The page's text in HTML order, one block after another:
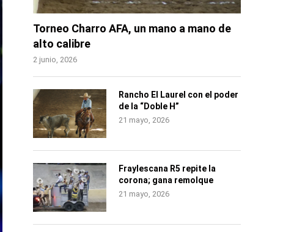
Torneo Charro AFA, un mano a mano de
alto calibre
2 junio, 2026
Rancho El Laurel con el poder
de la “Doble H”
21 mayo, 2026
Fraylescana R5 repite la
corona; gana remolque
21 mayo, 2026